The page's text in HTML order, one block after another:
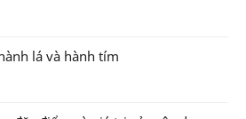
lá và hành tím